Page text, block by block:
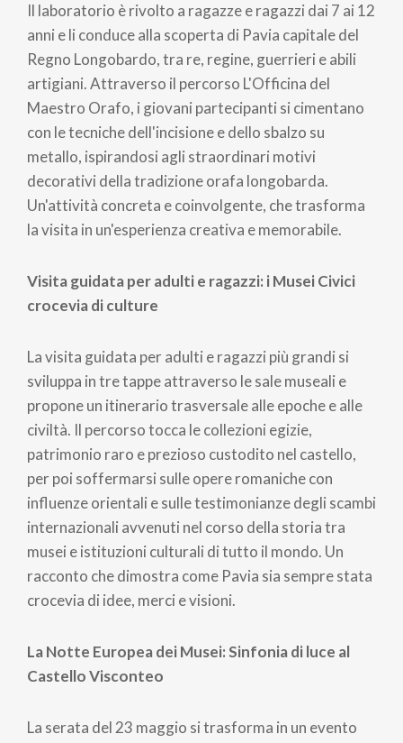
Il laboratorio è rivolto a ragazze e ragazzi dai 7 ai 12
anni e li conduce alla scoperta di Pavia capitale del
Regno Longobardo, tra re, regine, guerrieri e abili
artigiani. Attraverso il percorso L'Officina del
Maestro Orafo, i giovani partecipanti si cimentano
con le tecniche dell'incisione e dello sbalzo su
metallo, ispirandosi agli straordinari motivi
decorativi della tradizione orafa longobarda.
Un'attività concreta e coinvolgente, che trasforma
la visita in un'esperienza creativa e memorabile.
Visita guidata per adulti e ragazzi: i Musei Civici
crocevia di culture
La visita guidata per adulti e ragazzi più grandi si
sviluppa in tre tappe attraverso le sale museali e
propone un itinerario trasversale alle epoche e alle
civiltà. Il percorso tocca le collezioni egizie,
patrimonio raro e prezioso custodito nel castello,
per poi soffermarsi sulle opere romaniche con
influenze orientali e sulle testimonianze degli scambi
internazionali avvenuti nel corso della storia tra
musei e istituzioni culturali di tutto il mondo. Un
racconto che dimostra come Pavia sia sempre stata
crocevia di idee, merci e visioni.
La Notte Europea dei Musei: Sinfonia di luce al
Castello Visconteo
La serata del 23 maggio si trasforma in un evento